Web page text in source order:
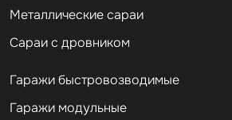
Металлические сараи
Сараи с дровником
Гаражи быстровозводимые
Гаражи модульные